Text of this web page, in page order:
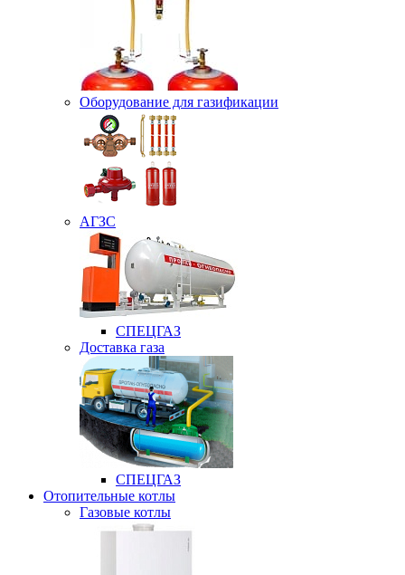
Оборудование для газификации
АГЗС
СПЕЦГАЗ
Доставка газа
СПЕЦГАЗ
Отопительные котлы
Газовые котлы